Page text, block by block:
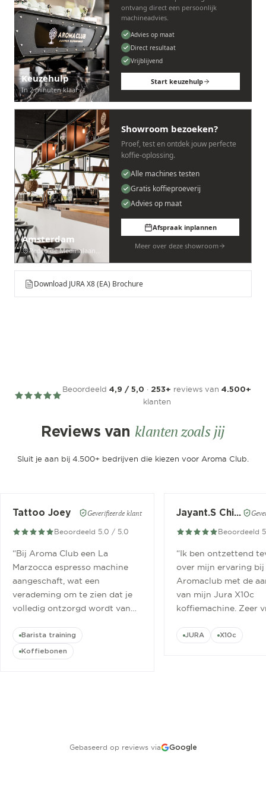
Keuzehulp
In 2 minuten klaar
ontvang direct een persoonlijk
machineadvies.
Advies op maat
Direct resultaat
Vrijblijvend
Start keuzehulp
Amsterdam
Pedro de Medinalaan 53
Showroom bezoeken?
Proef, test en ontdek jouw perfecte
koffie-oplossing.
Alle machines testen
Gratis koffieproeverij
Advies op maat
Afspraak inplannen
Meer over deze showroom
Download JURA X8 (EA) Brochure
Beoordeeld 4,9 / 5,0 · 253+ reviews van 4.500+
klanten
Reviews van klanten zoals jij
Sluit je aan bij 4.500+ bedrijven die kiezen voor Aroma Club.
Tattoo Joey Geverifieerde klant
Beoordeeld 5.0 / 5.0
“Bij Aroma Club een La
Marzocca espresso machine
aangeschaft, wat een
verademing om te zien dat je
volledig ontzorgd wordt van
cursus.”
Barista training
Koffiebonen
Jayant.S Chitaroe
Beoordeeld
“Ik ben ontzettend
over mijn ervaring bij
Aromaclub met de
van mijn Jura X10c
koffiemachine. Zeer
JURA X10c
Gebaseerd op reviews via Google